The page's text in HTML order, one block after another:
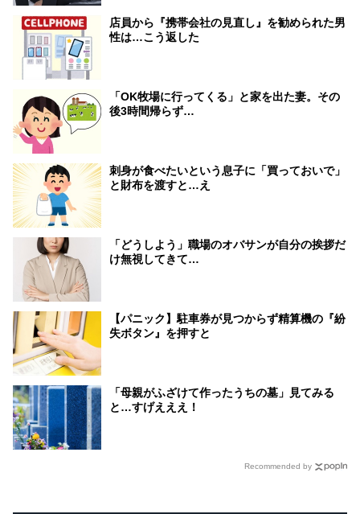
店員から『携帯会社の見直し』を勧められた男
性は…こう返した
「OK牧場に行ってくる」と家を出た妻。その
後3時間帰らず…
刺身が食べたいという息子に「買っておいで」
と財布を渡すと…え
「どうしよう」職場のオバサンが自分の挨拶だ
け無視してきて…
【パニック】駐車券が見つからず精算機の『紛
失ボタン』を押すと
「母親がふざけて作ったうちの墓」見てみる
と…すげえええ！
Recommended by